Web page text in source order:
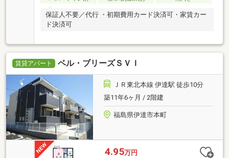
保証人不要／代行 ・初期費用カード決済可・家賃カー
ド決済可
賃貸アパート ベル・ブリーズＳＶＩ
ＪＲ東北本線 伊達駅 徒歩10分
築11年6ヶ月 / 2階建
福島県伊達市本町
4.95万円